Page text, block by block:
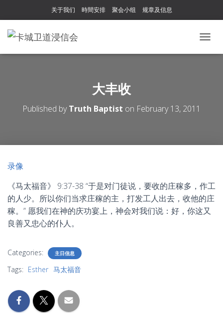
关于我们 時間安排 聚会小组 规章及信息
O
N
大丰收
Published byTruth Baptist on February 13, 2011
录像
《马太福音》 9:37-38 “于是对门徒说，要收的庄稼多，作工
的人少。所以你们当求庄稼的主，打发工人出去，收他的庄
稼。” 愿我们在神的庆功宴上，神会对我们说：好，你这又
良善又忠心的仆人。
Categories: 主日信息
Tags: Esther 马太福音